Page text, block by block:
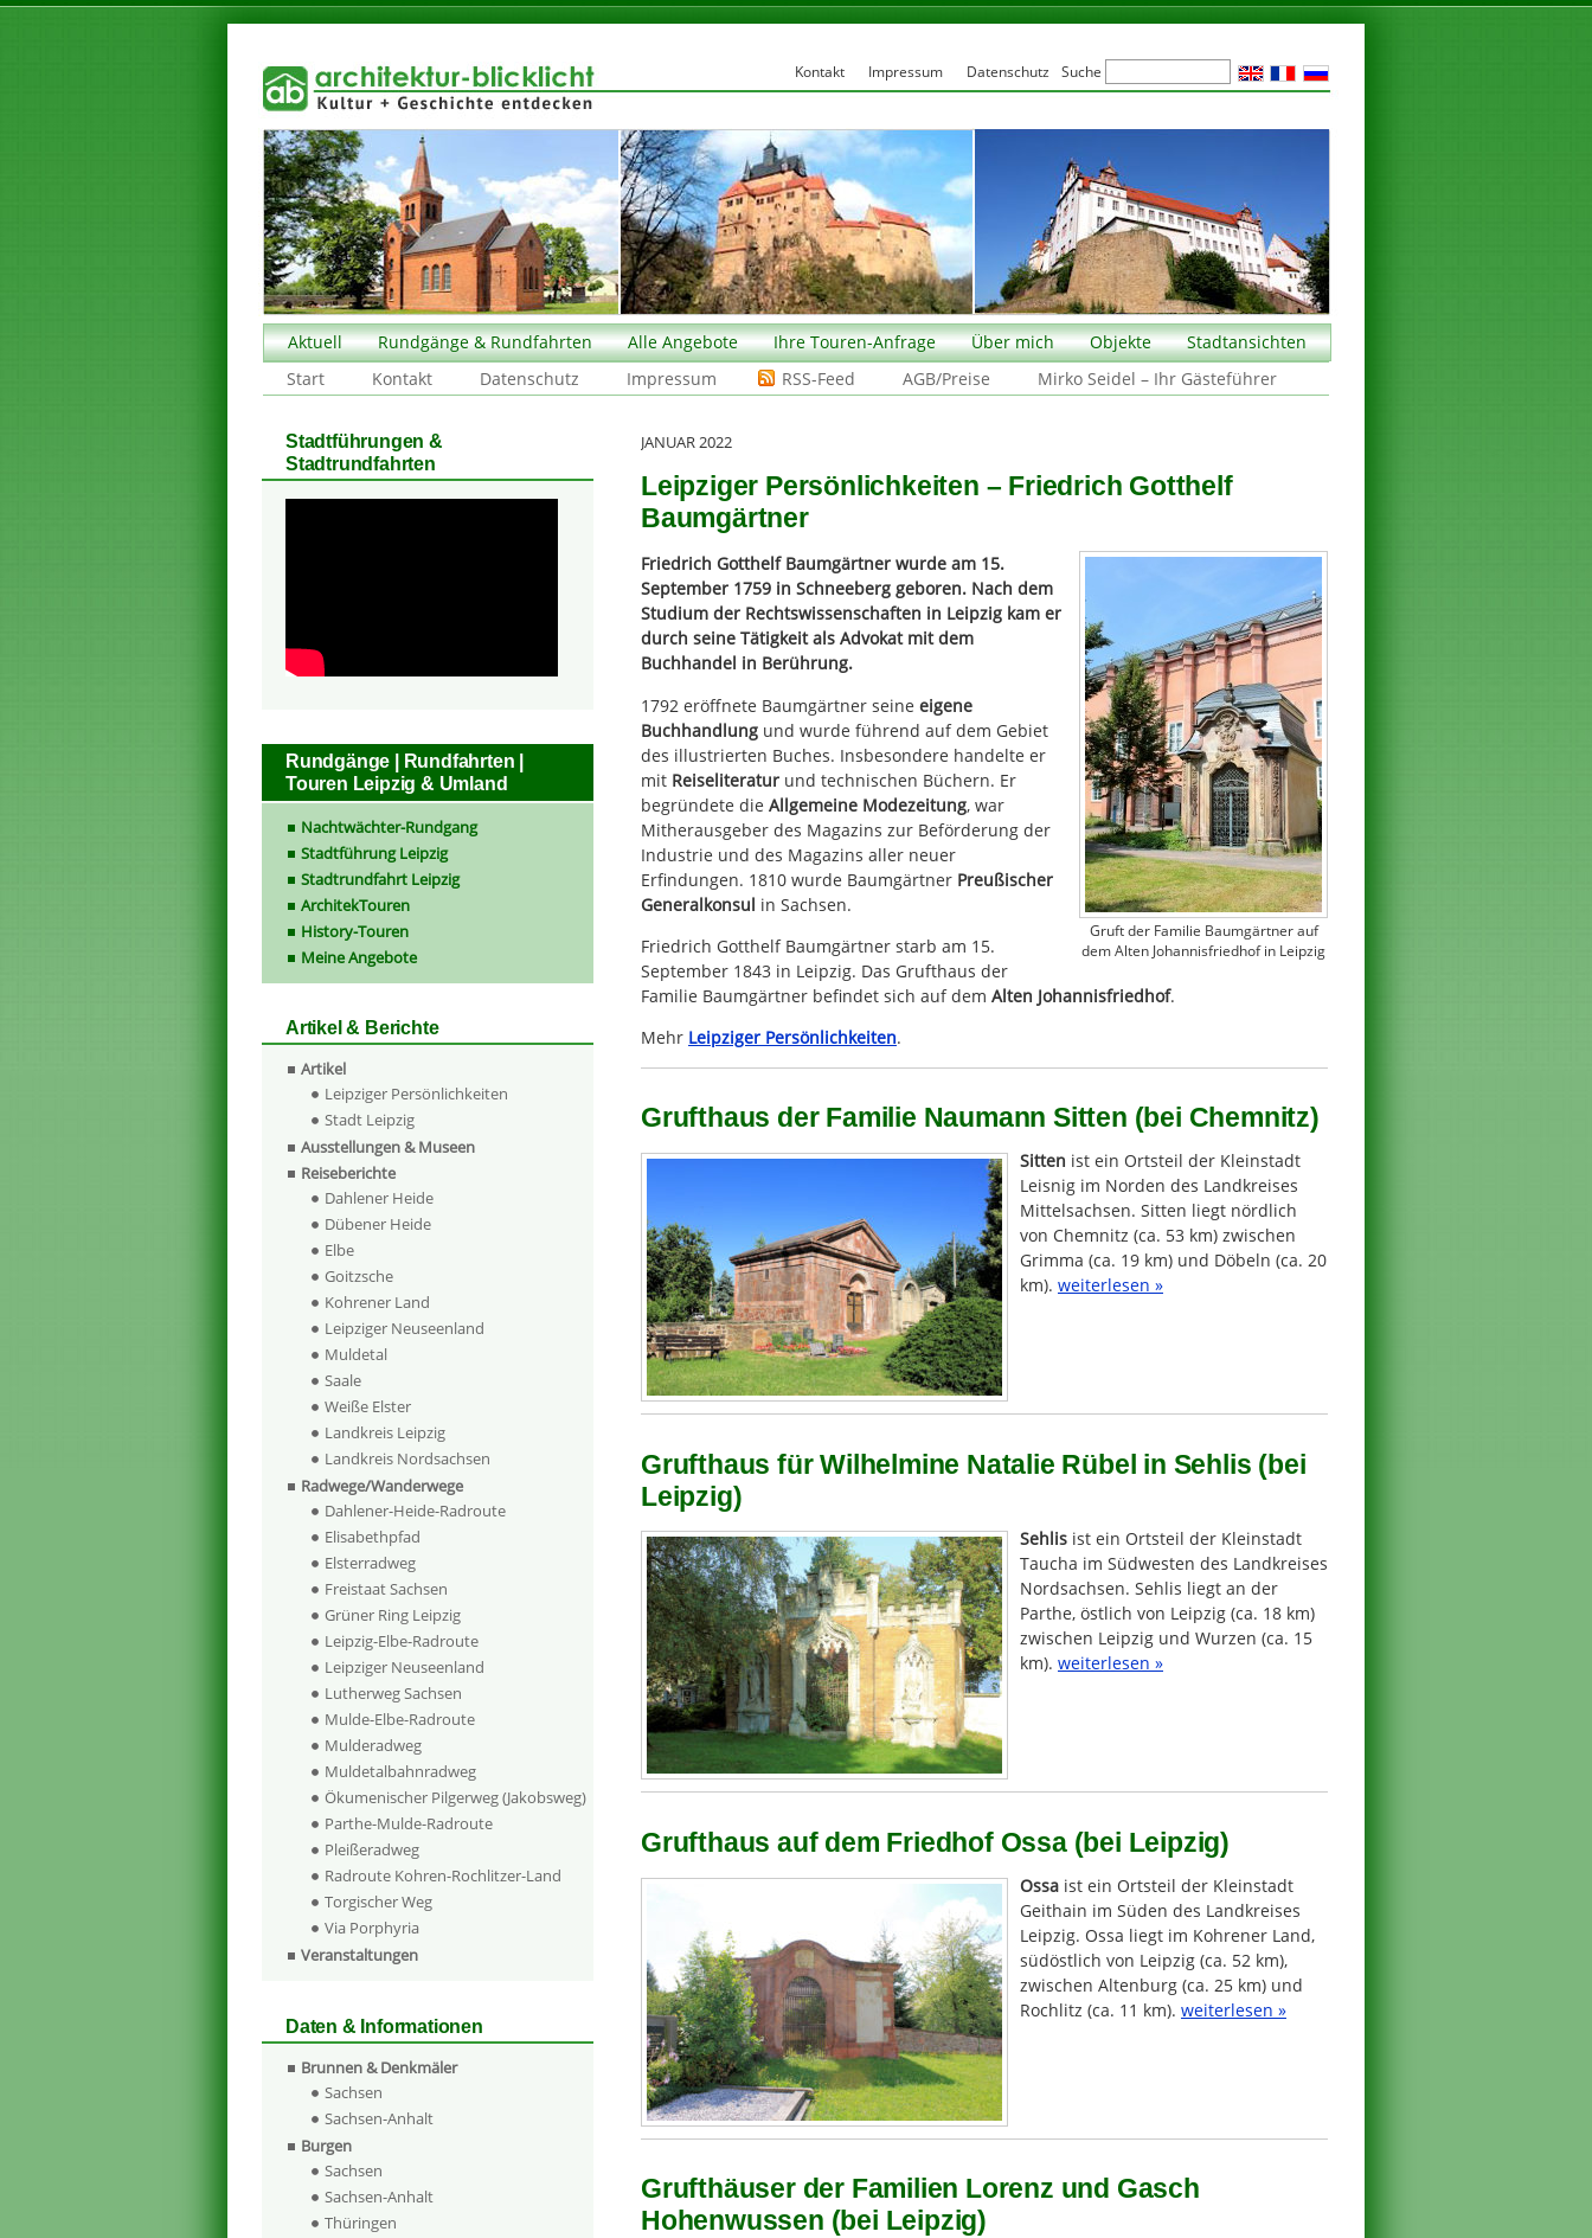
Aktuell Rundgänge & Rundfahrten Alle Angebote Ihre Touren-Anfrage Über mich Objekte
Stadtansichten
Start
Kontakt Datenschutz Impressum RSS-Feed AGB/Preise Mirko Seidel – Ihr Gästeführer
JANUAR 2022
Leipziger Persönlichkeiten – Friedrich Gotthelf
Baumgärtner
Gruft der Familie Baumgärtner auf
dem Alten Johannisfriedhof in Leipzig
Friedrich Gotthelf Baumgärtner wurde am 15.
September 1759 in Schneeberg geboren. Nach dem
Studium der Rechtswissenschaften in Leipzig kam er
durch seine Tätigkeit als Advokat mit dem
Buchhandel in Berührung.
1792 eröffnete Baumgärtner seine eigene
Buchhandlung und wurde führend auf dem Gebiet
des illustrierten Buches. Insbesondere handelte er
mit Reiseliteratur und technischen Büchern. Er
begründete die Allgemeine Modezeitung, war
Mitherausgeber des Magazins zur Beförderung der
Industrie und des Magazins aller neuer
Erfindungen. 1810 wurde Baumgärtner Preußischer
Generalkonsul in Sachsen.
Friedrich Gotthelf Baumgärtner starb am 15.
September 1843 in Leipzig. Das Grufthaus der
Familie Baumgärtner befindet sich auf dem Alten Johannisfriedhof.
Mehr Leipziger Persönlichkeiten.
Grufthaus der Familie Naumann Sitten (bei Chemnitz)
Sitten ist ein Ortsteil der Kleinstadt
Leisnig im Norden des Landkreises
Mittelsachsen. Sitten liegt nördlich
von Chemnitz (ca. 53 km) zwischen
Grimma (ca. 19 km) und Döbeln (ca. 20
km). weiterlesen »
Grufthaus für Wilhelmine Natalie Rübel in Sehlis (bei
Leipzig)
Sehlis ist ein Ortsteil der Kleinstadt
Taucha im Südwesten des Landkreises
Nordsachsen. Sehlis liegt an der
Parthe, östlich von Leipzig (ca. 18 km)
zwischen Leipzig und Wurzen (ca. 15
km). weiterlesen »
Grufthaus auf dem Friedhof Ossa (bei Leipzig)
Ossa ist ein Ortsteil der Kleinstadt
Geithain im Süden des Landkreises
Leipzig. Ossa liegt im Kohrener Land,
südöstlich von Leipzig (ca. 52 km),
zwischen Altenburg (ca. 25 km) und
Rochlitz (ca. 11 km). weiterlesen »
Grufthäuser der Familien Lorenz und Gasch
Hohenwussen (bei Leipzig)
Stadtführungen &
Stadtrundfahrten
Rundgänge | Rundfahrten |
Touren Leipzig & Umland
Nachtwächter-Rundgang
Stadtführung Leipzig
Stadtrundfahrt Leipzig
ArchitekTouren
History-Touren
Meine Angebote
Artikel & Berichte
Artikel
Leipziger Persönlichkeiten
Stadt Leipzig
Ausstellungen & Museen
Reiseberichte
Dahlener Heide
Dübener Heide
Elbe
Goitzsche
Kohrener Land
Leipziger Neuseenland
Muldetal
Saale
Weiße Elster
Landkreis Leipzig
Landkreis Nordsachsen
Radwege/Wanderwege
Dahlener-Heide-Radroute
Elisabethpfad
Elsterradweg
Freistaat Sachsen
Grüner Ring Leipzig
Leipzig-Elbe-Radroute
Leipziger Neuseenland
Lutherweg Sachsen
Mulde-Elbe-Radroute
Mulderadweg
Muldetalbahnradweg
Ökumenischer Pilgerweg (Jakobsweg)
Parthe-Mulde-Radroute
Pleißeradweg
Radroute Kohren-Rochlitzer-Land
Torgischer Weg
Via Porphyria
Veranstaltungen
Daten & Informationen
Brunnen & Denkmäler
Sachsen
Sachsen-Anhalt
Burgen
Sachsen
Sachsen-Anhalt
Thüringen
Kontakt Impressum Datenschutz Suche